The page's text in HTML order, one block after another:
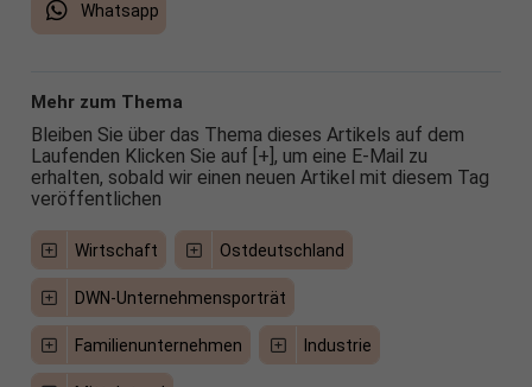
Whatsapp
Mehr zum Thema
Bleiben Sie über das Thema dieses Artikels auf dem
Laufenden Klicken Sie auf [+], um eine E-Mail zu
erhalten, sobald wir einen neuen Artikel mit diesem Tag
veröffentlichen
Wirtschaft Ostdeutschland
DWN-Unternehmensporträt
Familienunternehmen Industrie